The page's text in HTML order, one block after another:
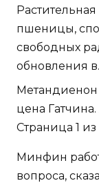
пшеницы,
свободных
обновления в.
Метандиенон
цена
Страница 1 из
Минфин
вопроса,